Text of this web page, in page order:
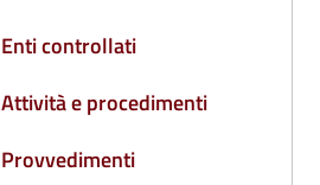
Enti controllati
Attività e procedimenti
Provvedimenti